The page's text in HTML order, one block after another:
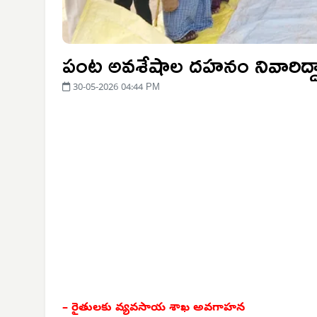
పంట అవశేషాల దహనం
30-05-2026 04:44 PM
– రైతులకు వ్యవసాయ శాఖ అవగాహన